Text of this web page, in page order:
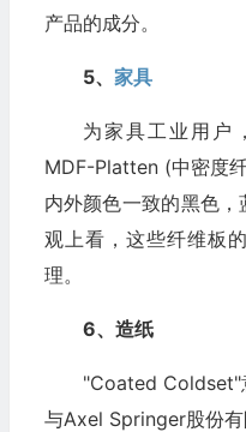
产品的成分。
5、 家具
为家具工业用户
MDF-Platten (中密度
内外颜色一致的黑色
观上看，这些纤维板
理。
6、造纸
"Coated Coldset"
与Axel Springer股份